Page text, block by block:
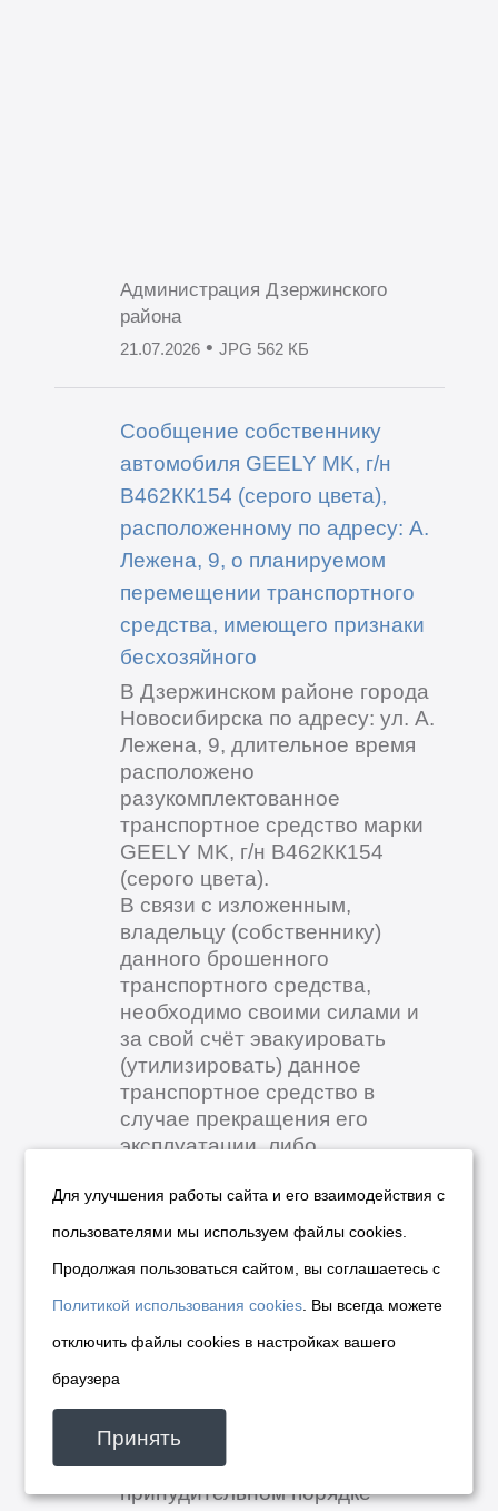
Администрация Дзержинского
района
21.07.2026• JPG 562 КБ
Сообщение собственнику
автомобиля GEELY MK, г/н
В462КК154 (серого цвета),
расположенному по адресу: А.
Лежена, 9, о планируемом
перемещении транспортного
средства, имеющего признаки
бесхозяйного
В Дзержинском районе города
Новосибирска по адресу: ул. А.
Лежена, 9, длительное время
расположено
разукомплектованное
транспортное средство марки
GEELY MK, г/н В462КК154
(серого цвета).
В связи с изложенным,
владельцу (собственнику)
данного брошенного
транспортного средства,
необходимо своими силами и
за свой счёт эвакуировать
(утилизировать) данное
транспортное средство в
случае прекращения его
эксплуатации, либо
транспортное средство в
место, предназначенное для
средств.
В случае невыполнения
владельцем транспортного
средства вышеуказанных
действий в течение 10
календарных дней (с 17 июля
2026 г.), данное транспортное
средство будет в
принудительном порядке
Для улучшения работы сайта и его взаимодействия с
пользователями мы используем файлы cookies.
Продолжая пользоваться сайтом, вы соглашаетесь с
Политикой использования cookies . Вы всегда можете
отключить файлы cookies в настройках вашего
браузера
Принять